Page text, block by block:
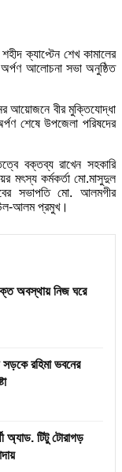
ক্যাপ্টেন শেখ কামালের
আলোচনা সভা অনুষ্ঠিত
আয়োজনে বীর মুক্তিযোদ্ধা
শেষে উপজেলা পরিষদের
বক্তব্য রাখেন সহকারি
মৎস্য কর্মকর্তা মো.মাসুদুল
সভাপতি মো. আলমগীর
উল-আলম প্রমুখ।
অবস্থায় নিজ ঘরে
সড়কে রহিমা ভবনের
অ্যাড. টিটু টোরাগড়